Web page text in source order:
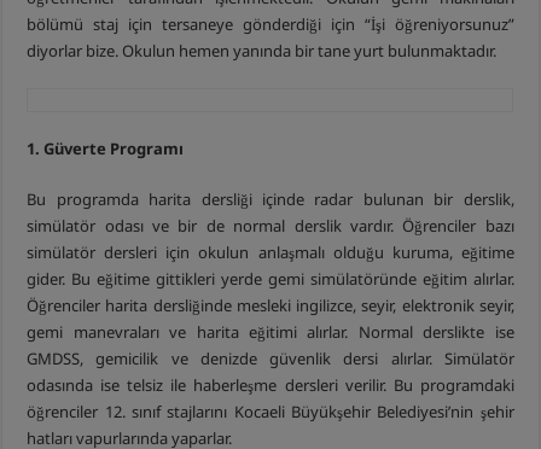
bölümü staj için tersaneye gönderdiği için “İşi öğreniyorsunuz”
diyorlar bize. Okulun hemen yanında bir tane yurt bulunmaktadır.
1. Güverte Programı
Bu programda harita dersliği içinde radar bulunan bir derslik,
simülatör odası ve bir de normal derslik vardır. Öğrenciler bazı
simülatör dersleri için okulun anlaşmalı olduğu kuruma, eğitime
gider. Bu eğitime gittikleri yerde gemi simülatöründe eğitim alırlar.
Öğrenciler harita dersliğinde mesleki ingilizce, seyir, elektronik seyir,
gemi manevraları ve harita eğitimi alırlar. Normal derslikte ise
GMDSS, gemicilik ve denizde güvenlik dersi alırlar. Simülatör
odasında ise telsiz ile haberleşme dersleri verilir. Bu programdaki
öğrenciler 12. sınıf stajlarını Kocaeli Büyükşehir Belediyesi’nin şehir
hatları vapurlarında yaparlar.